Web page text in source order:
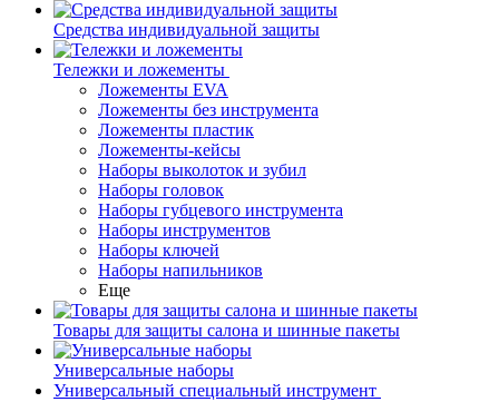
Средства индивидуальной защиты
Тележки и ложементы
Ложементы EVA
Ложементы без инструмента
Ложементы пластик
Ложементы-кейсы
Наборы выколоток и зубил
Наборы головок
Наборы губцевого инструмента
Наборы инструментов
Наборы ключей
Наборы напильников
Еще
Товары для защиты салона и шинные пакеты
Универсальные наборы
Универсальный специальный инструмент